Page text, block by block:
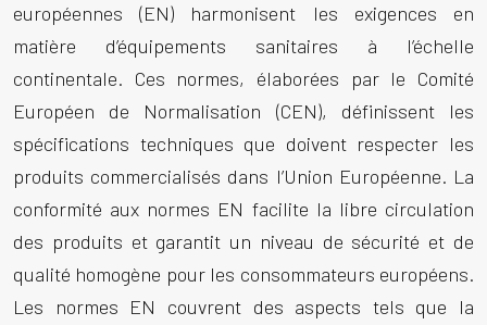
européennes (EN) harmonisent les exigences en
matière d’équipements sanitaires à l’échelle
continentale. Ces normes, élaborées par le Comité
Européen de Normalisation (CEN), définissent les
spécifications techniques que doivent respecter les
produits commercialisés dans l’Union Européenne. La
conformité aux normes EN facilite la libre circulation
des produits et garantit un niveau de sécurité et de
qualité homogène pour les consommateurs européens.
Les normes EN couvrent des aspects tels que la